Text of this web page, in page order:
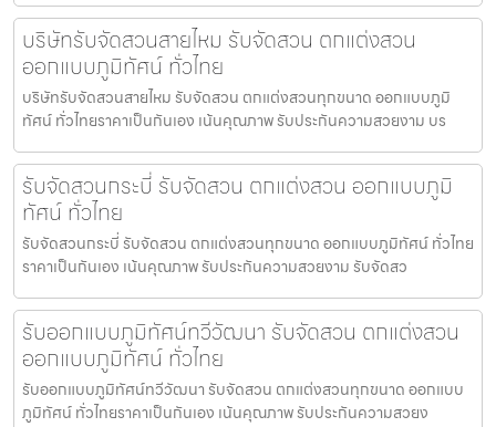
บริษัทรับจัดสวนสายไหม รับจัดสวน ตกแต่งสวน
ออกแบบภูมิทัศน์ ทั่วไทย
บริษัทรับจัดสวนสายไหม รับจัดสวน ตกแต่งสวนทุกขนาด ออกแบบภูมิ
ทัศน์ ทั่วไทยราคาเป็นกันเอง เน้นคุณภาพ รับประกันความสวยงาม บร
รับจัดสวนกระบี่ รับจัดสวน ตกแต่งสวน ออกแบบภูมิ
ทัศน์ ทั่วไทย
รับจัดสวนกระบี่ รับจัดสวน ตกแต่งสวนทุกขนาด ออกแบบภูมิทัศน์ ทั่วไทย
ราคาเป็นกันเอง เน้นคุณภาพ รับประกันความสวยงาม รับจัดสว
รับออกแบบภูมิทัศน์ทวีวัฒนา รับจัดสวน ตกแต่งสวน
ออกแบบภูมิทัศน์ ทั่วไทย
รับออกแบบภูมิทัศน์ทวีวัฒนา รับจัดสวน ตกแต่งสวนทุกขนาด ออกแบบ
ภูมิทัศน์ ทั่วไทยราคาเป็นกันเอง เน้นคุณภาพ รับประกันความสวยง